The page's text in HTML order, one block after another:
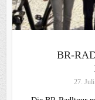
BR-
27.